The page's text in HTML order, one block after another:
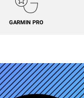
GARMIN PRO